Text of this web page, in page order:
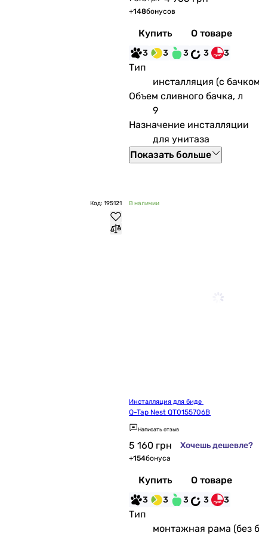
+148бонусов
Купить О товаре
3 3 3 3 3
Тип
инсталляция (с
Объем сливного бачка, л
9
Назначение инсталляции
для унитаза
Показать больше
Код: 195121 В наличии
Q-Tap Nest QT0155706B
Написать отзыв
5 160 грн Хочешь дешевле?
+154бонуса
Купить О товаре
3 3 3 3 3
Тип
монтажная рама (без